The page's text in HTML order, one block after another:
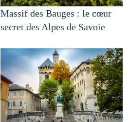
Massif des Bauges : le cœur
secret des Alpes de Savoie